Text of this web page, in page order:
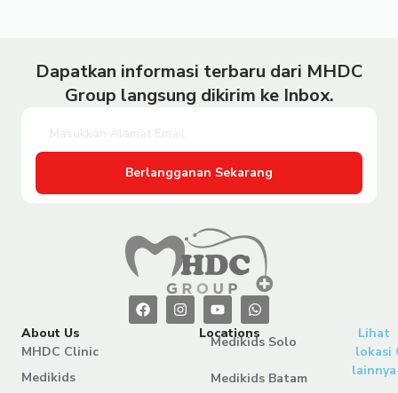
Dapatkan informasi terbaru dari MHDC
Group langsung dikirim ke Inbox.
Berlangganan Sekarang
About Us
MHDC Clinic
Medikids
Locations
Medikids Solo
Medikids Batam
Lihat
lokasi
lainnya